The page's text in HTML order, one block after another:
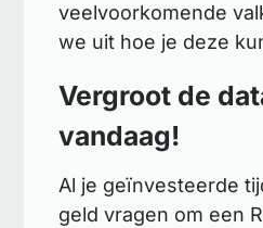
veelvoorkomende
we uit hoe je deze
Vergroot de
vandaag!
Al je geïnvesteerde
geld vragen om een